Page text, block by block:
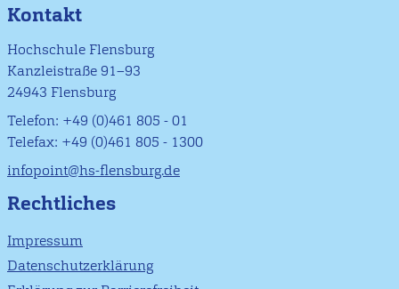
Kontakt
Hochschule Flensburg
Kanzleistraße 91–93
24943 Flensburg
Telefon: +49 (0)461 805 - 01
Telefax: +49 (0)461 805 - 1300
infopoint@hs-flensburg.de
Rechtliches
Impressum
Datenschutzerklärung